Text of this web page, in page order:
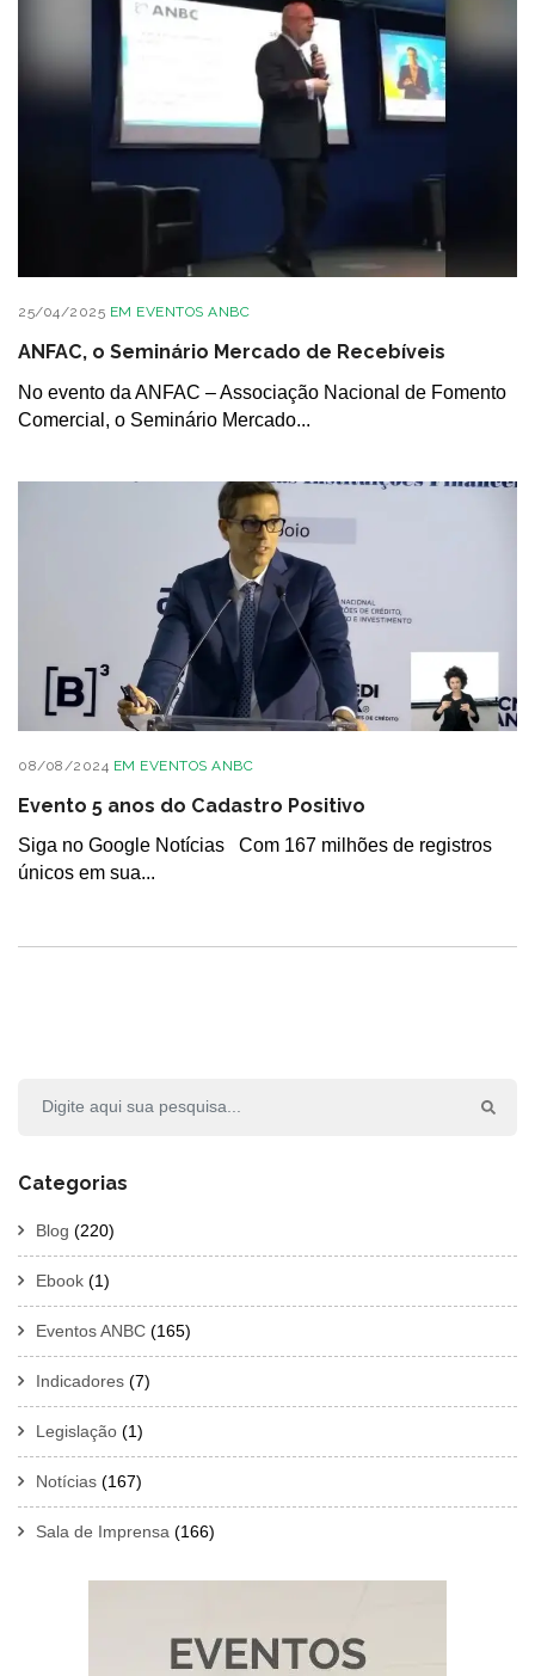
25/04/2025 EM EVENTOS ANBC
ANFAC, o Seminário Mercado de Recebíveis
No evento da ANFAC – Associação Nacional de Fomento
Comercial, o Seminário Mercado...
08/08/2024 EM EVENTOS ANBC
Evento 5 anos do Cadastro Positivo
Siga no Google Notícias Com 167 milhões de registros
únicos em sua...
Categorias
Blog (220)
Ebook (1)
Eventos ANBC (165)
Indicadores (7)
Legislação (1)
Notícias (167)
Sala de Imprensa (166)